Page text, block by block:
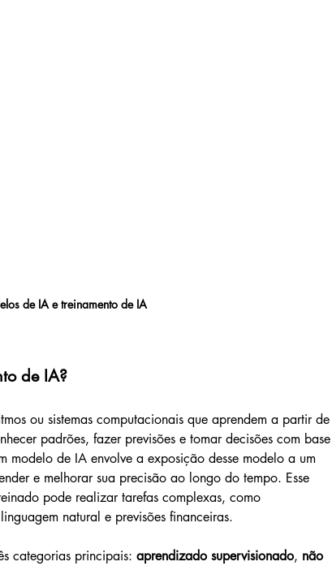
de IA e treinamento de IA
de IA?
ou sistemas computacionais que aprendem a partir de
padrões, fazer previsões e tomar decisões com base
modelo de IA envolve a exposição desse modelo a um
e melhorar sua precisão ao longo do tempo. Esse
pode realizar tarefas complexas, como
natural e previsões financeiras.
categorias principais: aprendizado supervisionado, não